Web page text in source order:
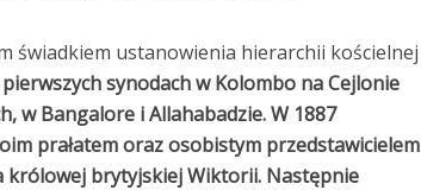
świadkiem ustanowienia hierarchii kościelnej
pierwszych synodach w Kolombo na Cejlonie
w Bangalore i Allahabadzie. W 1887
prałatem oraz osobistym przedstawicielem
królowej brytyjskiej Wiktorii. Następnie